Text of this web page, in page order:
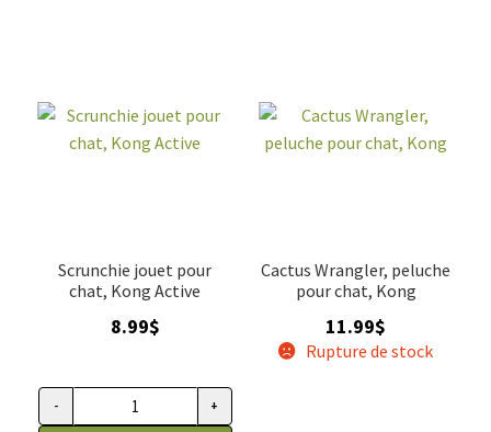
Scrunchie jouet pour
chat, Kong Active
8.99$
quantité de Scrunchie jouet pour chat, Kong Active
- +
Cactus Wrangler, peluche
pour chat, Kong
11.99$
Rupture de stock